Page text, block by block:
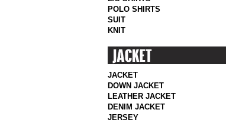
POLO SHIRTS
SUIT
KNIT
JACKET
DOWN JACKET
LEATHER JACKET
DENIM JACKET
JERSEY